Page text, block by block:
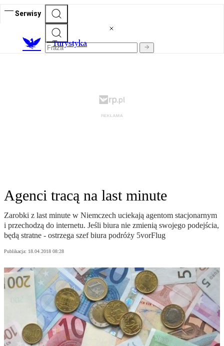
Serwisy
Turystyka
Agenci tracą na last minute
Zarobki z last minute w Niemczech uciekają agentom stacjonarnym
i przechodzą do internetu. Jeśli biura nie zmienią swojego podejścia,
będą stratne - ostrzega szef biura podróży 5vorFlug
Publikacja: 18.04.2018 08:28